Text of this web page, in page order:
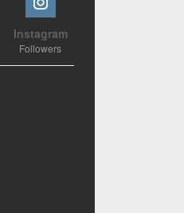
Instagram
Followers